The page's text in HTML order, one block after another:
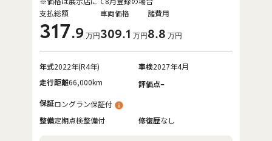
支払総額
317.9 万円
車両価格
309.1 万円
諸費用
8.8 万円
年式2022年(R4年) 車検2027年4月
走行距離66,000km 評価点-
保証ロングラン保証付
整備定期点検整備付 修復歴なし